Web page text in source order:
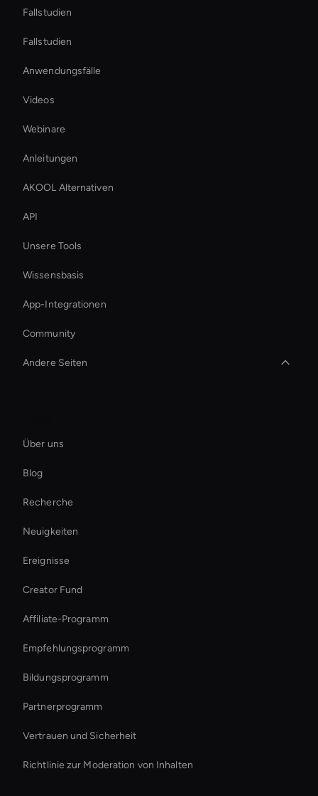
Fallstudien
Fallstudien
Anwendungsfälle
Videos
Webinare
Anleitungen
AKOOL Alternativen
API
Unsere Tools
Wissensbasis
App-Integrationen
Community
Andere Seiten
virtual assistant for business
Übertragung im KI-Videostil
Ai Avatar Conferencing
AI-Videobearbeitungswerkzeug
Holographic Display Ai
Interactive Hologram
Über uns
Blog
Recherche
Neuigkeiten
Ereignisse
Creator Fund
Affiliate-Programm
Empfehlungsprogramm
Bildungsprogramm
Partnerprogramm
Vertrauen und Sicherheit
Richtlinie zur Moderation von Inhalten